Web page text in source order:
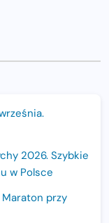
2026. Szybkie
w Polsce
Maraton przy